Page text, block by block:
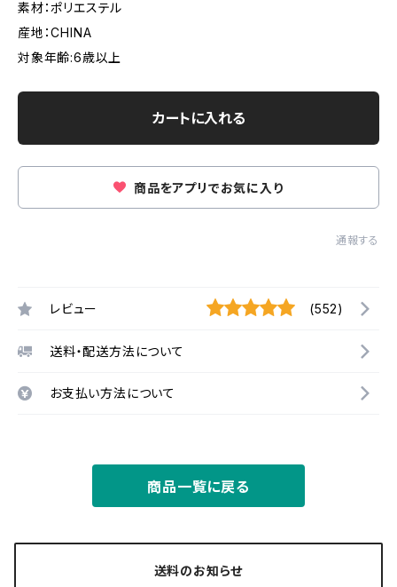
素材：ポリエステル
産地：CHINA
対象年齢:6歳以上
カートに入れる
商品をアプリでお気に入り
通報する
レビュー (552)
送料・配送方法について
お支払い方法について
商品一覧に戻る
送料のお知らせ